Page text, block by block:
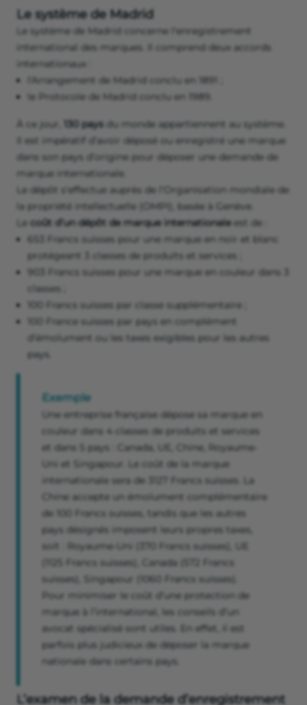
Le système de Madrid
Le système de Madrid concerne l'enregistrement
international des marques. Il comprend deux accords
internationaux :
l'Arrangement de Madrid conclu en 1891 ;
le Protocole de Madrid conclu en 1989.
À ce jour, 130 pays du monde appartiennent au système.
Il est impératif d’avoir déposé ou enregistré une marque
dans son pays d’origine pour déposer une demande de
marque internationale.
Le dépôt s'effectue auprès de l’Organisation mondiale de
la propriété intellectuelle (OMPI), basée à Genève.
Le coût d’un dépôt de marque internationaleest de :
653 Francs suisses pour une marque en noir et blanc
protégeant 3 classes de produits et services ;
903 Francs suisses pour une marque en couleur dans 3
classes ;
100 Francs suisses par classe supplémentaire ;
100 France suisses par pays en complément
d’émolument ou les taxes exigibles pour les autres
pays.
Exemple
Une entreprise française dépose sa marque en
couleur dans 4 classes de produits et services
et dans 5 pays : Canada, UE, Chine, Royaume-
Uni et Singapour. Le coût de la marque
internationale sera de 3127 Francs suisses. La
Chine accepte un émolument complémentaire
de 100 Francs suisses, tandis que les autres
pays désignés imposent leurs propres taxes,
soit : Royaume-Uni (370 Francs suisses), UE
(1125 Francs suisses), Canada (572 Francs
suisses), Singapour (1060 Francs suisses).
Pour minimiser le coût d’une protection de
marque à l’international, les conseils d’un
avocat spécialisé sont utiles. En effet, il est
parfois plus judicieux de déposer la marque
nationale dans certains pays.
L’examen de la demande d’enregistrement